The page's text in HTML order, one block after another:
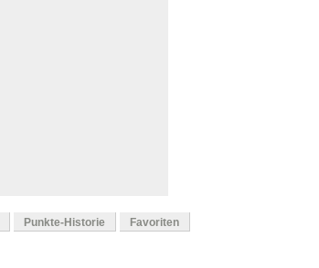
Punkte-Historie Favoriten